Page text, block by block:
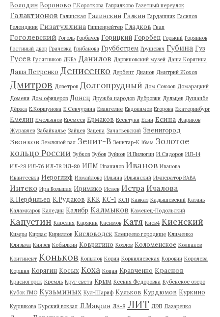
Володин Вороново Г.Короткова Гаврилково Газетный переулок
Галактионов Галинская Галинский Галкин Гардашник Гасилов
Геленджик Гизатуллина Гиппенрейтер Гладков Гнап
Гоголевский Гоголь Горбачев Горицкий Горобец Горький Горяинов
Гостиный двор Грачевка Грибанова Груббстрем Грушевич Губина Гуз
Гусев Гусятников ДКБА Данилов Дарвиновский музей Даша Корягина
Даша Петренко Денисенко Дербент Дианов Дмитрий Жохов
Дмитров Доветров Долгопрудный Дом Союзов Домарацкий
Домени Дом офицеров Донец Дружба народов Дубровки Дульцев Душанбе
Дёржа Е.Коршунова Е.Сенчурина Евангелие Евдокимов Егорова Екатеринбург
Емелин Емельянов Еремеев Ермаков Есентуки Есин Есина Жариков
Журавлев Забайкалье Зайцев Зацепа Зачатьевский Звенигород
Звонков Земляной вал Зенит-В Зенитар-К 16мм Золотое
кольцо России Зубков Зубов Зуйков И.Пилюгин И.Сидоров ИЛ-14
ИЛ-28 ИЛ-76 ИЛ-78 ИЛ-80 ИПМ Иванилов Иванов Иванова
Ивантеевка Иероглиф Измайлово Ильина Ильинский Император ВАВА
Интеко Ира Большая Иримико Исаев Истра Ичалова
К.Перфильев К.Рудаков ККК КС-1 КСП Кавказ Кадышевский Казань
Каламкаров Каледин Калибр Калмыков Каменец-Подольский
Капустин Карелия Карякин Касимов Катя Киев4 Киенский
Кимры Кирвас Кириллов Кисловодск Клещеево городище Клименко
Клязьма Князев Кобылкин Ковригино Козлов Коломенское Колпаков
Континент Коньков Копылов Корин Корнилиевская Коровин Королева
Коршия Корягин Косых Коха Коцан Кравченко Краснов
Красногорск Кремль Круг света Крым Ксения Федоровна Кубенское озеро
Кубок ГМО Кузьминых Кул-Шариф Кульков Курдюмов Куркино
Курникова Курский вокзал Л.Маврин ЛА-8 ЛИТ ЛЭП Лазаренко